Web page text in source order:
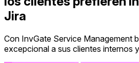
Jira
Con InvGate Service Management
excepcional a sus clientes internos